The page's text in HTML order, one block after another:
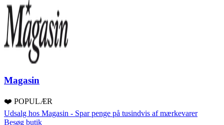
Magasin
❤️ POPULÆR
Udsalg hos Magasin - Spar penge på tusindvis af mærkevarer
Besøg butik